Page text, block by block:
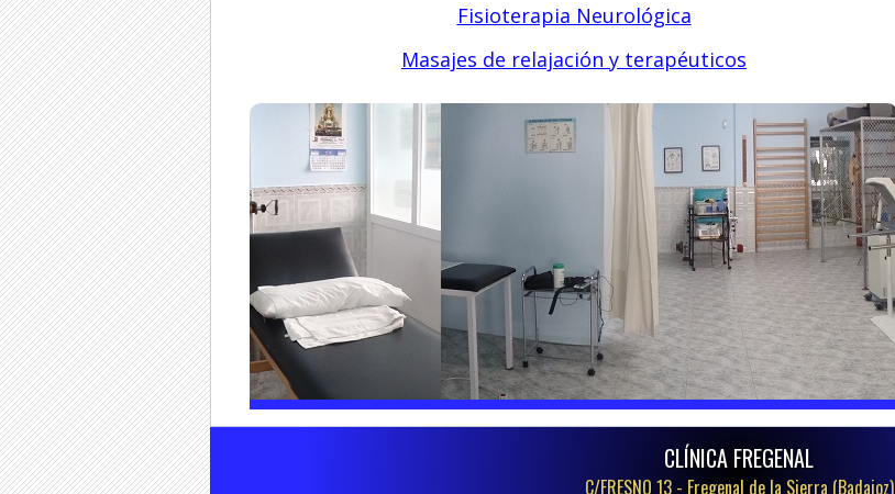
Fisioterapia Neurológica
Masajes de relajación y terapéuticos
CLÍNICA FREGENAL
C/FRESNO 13 - Fregenal de la Sierra (Badajoz)